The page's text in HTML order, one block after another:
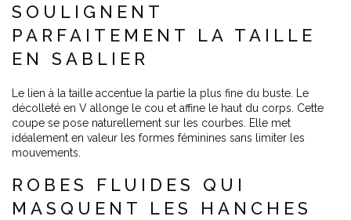
SOULIGNENT
PARFAITEMENT LA TAILLE
EN SABLIER
Le lien à la taille accentue la partie la plus fine du buste. Le
décolleté en V allonge le cou et affine le haut du corps. Cette
coupe se pose naturellement sur les courbes. Elle met
idéalement en valeur les formes féminines sans limiter les
mouvements.
ROBES FLUIDES QUI
MASQUENT LES HANCHES